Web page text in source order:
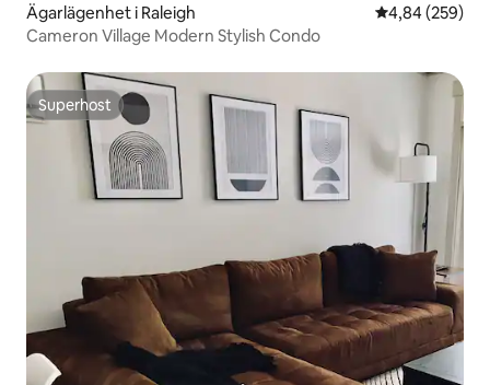
Ägarlägenhet i Raleigh 4,84 av 5 i
4,84 (259)
Cameron Village Modern Stylish Condo
Superhost
Superhost